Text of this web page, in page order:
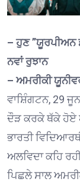
– ਹੁਣ
ਨਵਾਂ ਰੁਝਾਨ
– ਅਮਰੀਕੀ
ਵਾਸ਼ਿੰਗਟਨ, 29
ਦੌੜ ਕਰਕੇ ਥੱਕੇ ਹੋਏ
ਭਾਰਤੀ
ਅਲਵਿਦਾ ਕਹਿ
ਪਿਛਲੇ ਸਾਲ